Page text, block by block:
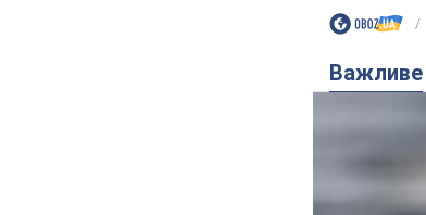
Важливе